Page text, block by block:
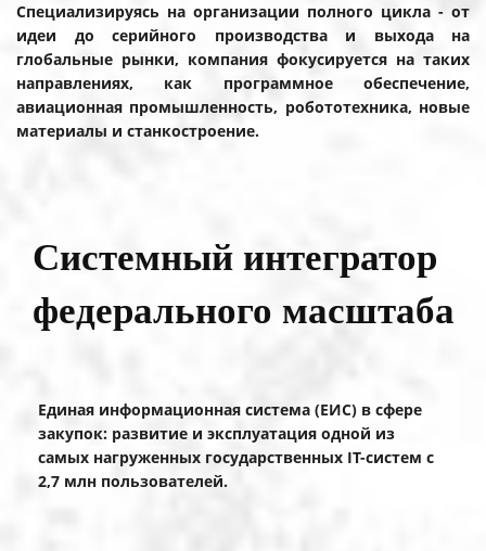
Специализируясь на организации полного цикла - от
идеи до серийного производства и выхода на
глобальные рынки, компания фокусируется на таких
направлениях, как программное обеспечение,
авиационная промышленность, робототехника, новые
материалы и станкостроение.
Системный интегратор
федерального масштаба
Единая информационная система (ЕИС) в сфере
закупок: развитие и эксплуатация одной из
самых нагруженных государственных IT-систем с
2,7 млн пользователей.